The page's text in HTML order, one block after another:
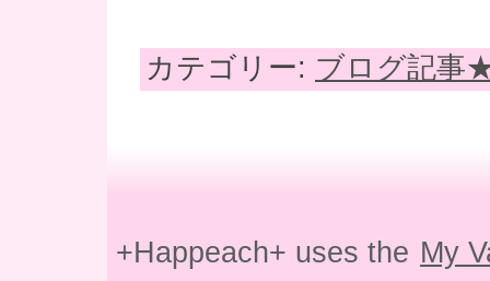
カテゴリー: ブログ記事
+Happeach+ uses the My